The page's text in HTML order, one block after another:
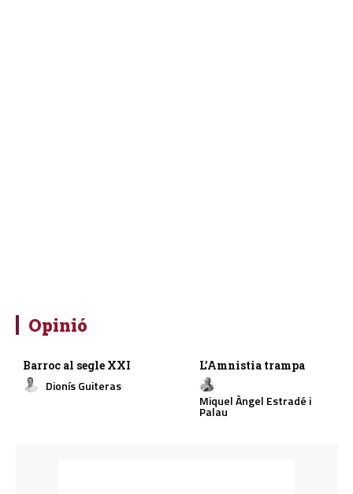
Opinió
Barroc al segle XXI
Dionís Guiteras
L’Amnistia trampa
Miquel Àngel Estradé i
Palau